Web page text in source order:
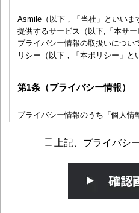
Asmile（以下，「当社」といいま
提供するサービス（以下,「本サ
プライバシー情報の取扱いにつ
リシー（以下，「本ポリシー」と
第1条（プライバシー情報）
プライバシー情報のうち「個人情
て，当該情報に含まれる氏名，生
その他の記述等により特定の個人
プライバシー情報のうち「履歴情
定める「個人情報」以外のものを
やご購入いただいた商品，ご覧に
ザーが検索された検索キーワード
上記、プライバシ